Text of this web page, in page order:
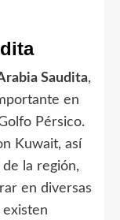
Saudita,
en
Pérsico.
Kuwait, así
la región,
en diversas
existen